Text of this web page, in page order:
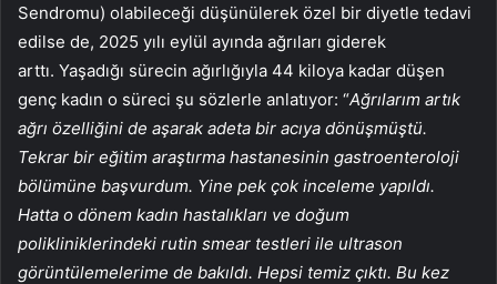
Sendromu) olabileceği düşünülerek özel bir diyetle tedavi
edilse de, 2025 yılı eylül ayında ağrıları giderek
arttı. Yaşadığı sürecin ağırlığıyla 44 kiloya kadar düşen
genç kadın o süreci şu sözlerle anlatıyor: “Ağrılarım artık
ağrı özelliğini de aşarak adeta bir acıya dönüşmüştü.
Tekrar bir eğitim araştırma hastanesinin gastroenteroloji
bölümüne başvurdum. Yine pek çok inceleme yapıldı.
Hatta o dönem kadın hastalıkları ve doğum
polikliniklerindeki rutin smear testleri ile ultrason
görüntülemelerime de bakıldı. Hepsi temiz çıktı. Bu kez